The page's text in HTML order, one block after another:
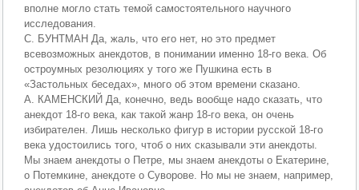
вполне могло стать темой самостоятельного научного
исследования.
С. БУНТМАН Да, жаль, что его нет, но это предмет
всевозможных анекдотов, в понимании именно 18-го века. Об
остроумных резолюциях у того же Пушкина есть в
«Застольных беседах», много об этом времени сказано.
А. КАМЕНСКИЙ Да, конечно, ведь вообще надо сказать, что
анекдот 18-го века, как такой жанр 18-го века, он очень
избирателен. Лишь несколько фигур в истории русской 18-го
века удостоились того, чтоб о них сказывали эти анекдоты.
Мы знаем анекдоты о Петре, мы знаем анекдоты о Екатерине,
о Потемкине, анекдоте о Суворове. Но мы не знаем, например,